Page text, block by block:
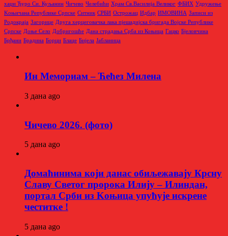
хаџи Ђуро Си. Куљанин Чичево Челебићи Храм Св.Василија Великог ФБИХ Удружење
Kоњичана Републике Српске Ситник СРБИ Острожац Идбар ИМОВИНА Записи из
Родoкраја Загорице Друга херцеговачка лака пјешадијска бригада Војске Републике
Српске Доње Село Добригошће Дана страдања Срба из Коњица Гацко Бјеловчина
Брђани Брадина Борци Блаце Бијела Јабланица
Ин Мемориам – Ћећез Милена
3 дана ago
Чичево 2026. (фото)
5 дана ago
Домаћинима који данас обиљежавају Крсну
Славу Светог пророка Илију – Илиндан,
портал Срби из Kоњица упућује искрене
честитке !
5 дана ago